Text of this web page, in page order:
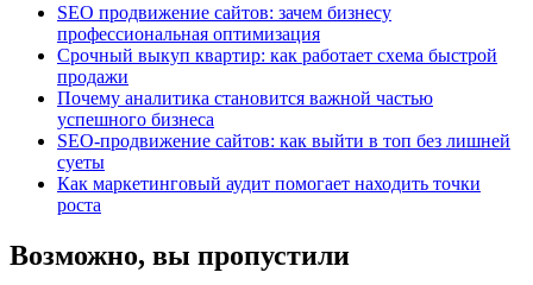
SEO продвижение сайтов: зачем бизнесу
профессиональная оптимизация
Срочный выкуп квартир: как работает схема быстрой
продажи
Почему аналитика становится важной частью
успешного бизнеса
SEO-продвижение сайтов: как выйти в топ без лишней
суеты
Как маркетинговый аудит помогает находить точки
роста
Возможно, вы пропустили